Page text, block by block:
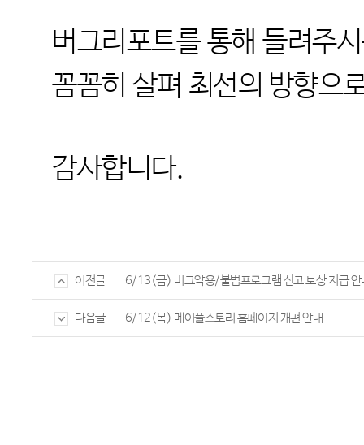
버그리포트를 통해 들려주
꼼꼼히 살펴 최선의 방향으
감사합니다.
이전글 6/13(금) 버그악용/불법프로그램 신고 보상 지급 안
다음글 6/12(목) 메이플스토리 홈페이지 개편 안내